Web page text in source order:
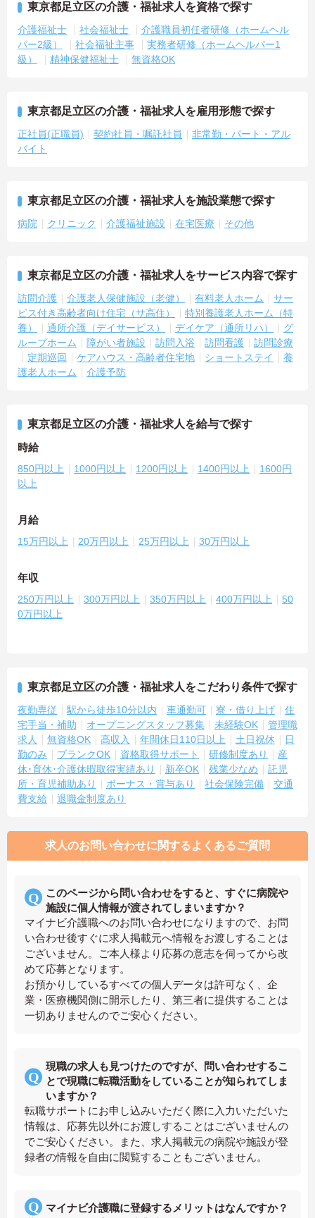
東京都足立区の介護・福祉求人を資格で探す
介護福祉士 社会福祉士
介護職員初任者研修（ホームヘル
パー2級）
社会福祉主事
実務者研修（ホームヘルパー1
級）
精神保健福祉士 無資格OK
東京都足立区の介護・福祉求人を雇用形態で探す
正社員(正職員) 契約社員・嘱託社員
非常勤・パート・アル
バイト
東京都足立区の介護・福祉求人を施設業態で探す
病院 クリニック 介護福祉施設 在宅医療 その他
東京都足立区の介護・福祉求人をサービス内容で探す
訪問介護 介護老人保健施設（老健） 有料老人ホーム
サー
ビス付き高齢者向け住宅（サ高住）
特別養護老人ホーム（特
養）
通所介護（デイサービス） デイケア（通所リハ）
グ
ループホーム
障がい者施設 訪問入浴 訪問看護
訪問診療
定期巡回
ケアハウス・高齢者住宅地 ショートステイ
養
護老人ホーム
介護予防
東京都足立区の介護・福祉求人を給与で探す
時給
850円以上 1000円以上 1200円以上 1400円以上
1600円
以上
月給
15万円以上 20万円以上 25万円以上 30万円以上
年収
250万円以上 300万円以上 350万円以上 400万円以上
50
0万円以上
東京都足立区の介護・福祉求人をこだわり条件で探す
夜勤専従 駅から徒歩10分以内 車通勤可 寮・借り上げ
住
宅手当・補助
オープニングスタッフ募集 未経験OK
管理職
求人
無資格OK 高収入 年間休日110日以上 土日祝休
日
勤のみ
ブランクOK 資格取得サポート 研修制度あり
産
休･育休･介護休暇取得実績あり
新卒OK 残業少なめ
託児
所・育児補助あり
ボーナス・賞与あり 社会保険完備
交通
費支給
退職金制度あり
求人のお問い合わせに関するよくあるご質問
このページから問い合わせをすると、すぐに病院や
施設に個人情報が渡されてしまいますか？
マイナビ介護職へのお問い合わせになりますので、お問
い合わせ後すぐに求人掲載元へ情報をお渡しすることは
ございません。ご本人様より応募の意志を伺ってから改
めて応募となります。
お預かりしているすべての個人データは許可なく、企
業・医療機関側に開示したり、第三者に提供することは
一切ありませんのでご安心ください。
現職の求人も見つけたのですが、問い合わせするこ
とで現職に転職活動をしていることが知られてしま
いますか？
転職サポートにお申し込みいただく際に入力いただいた
情報は、応募先以外にお渡しすることはございませんの
でご安心ください。また、求人掲載元の病院や施設が登
録者の情報を自由に閲覧することもございません。
マイナビ介護職に登録するメリットはなんですか？